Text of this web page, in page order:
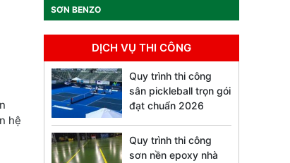
hệ
SƠN BENZO
DỊCH VỤ THI CÔNG
Quy trình thi công
sân pickleball trọn gói
đạt chuẩn 2026
Quy trình thi công
sơn nền epoxy nhà